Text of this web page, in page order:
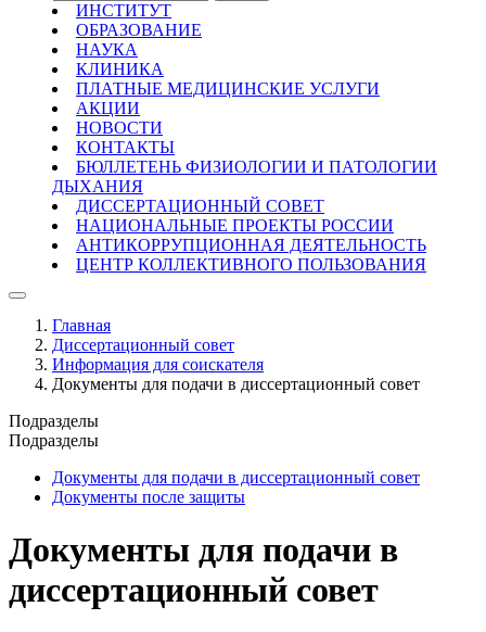
ИНСТИТУТ
ОБРАЗОВАНИЕ
НАУКА
КЛИНИКА
ПЛАТНЫЕ МЕДИЦИНСКИЕ УСЛУГИ
АКЦИИ
НОВОСТИ
КОНТАКТЫ
БЮЛЛЕТЕНЬ ФИЗИОЛОГИИ И ПАТОЛОГИИ
ДЫХАНИЯ
ДИССЕРТАЦИОННЫЙ СОВЕТ
НАЦИОНАЛЬНЫЕ ПРОЕКТЫ РОССИИ
АНТИКОРРУПЦИОННАЯ ДЕЯТЕЛЬНОСТЬ
ЦЕНТР КОЛЛЕКТИВНОГО ПОЛЬЗОВАНИЯ
Главная
Диссертационный совет
Информация для соискателя
Документы для подачи в диссертационный совет
Подразделы
Подразделы
Документы для подачи в диссертационный совет
Документы после защиты
Документы для подачи в
диссертационный совет